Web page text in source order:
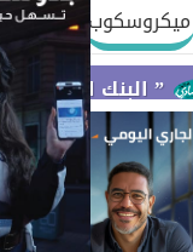
ميكروسكوب
: معدلات الشمول المالي تواصل